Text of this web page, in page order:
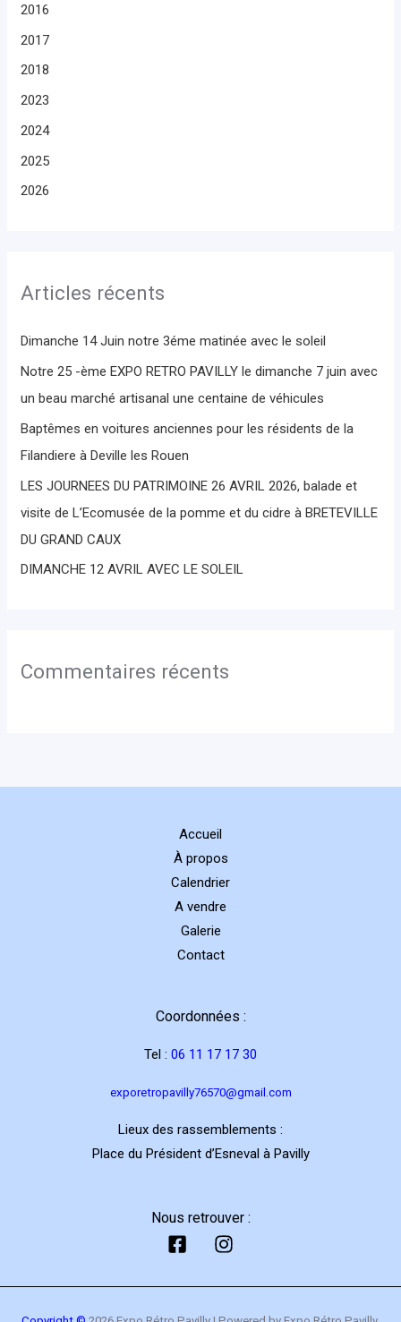
2016
2017
2018
2023
2024
2025
2026
Articles récents
Dimanche 14 Juin notre 3éme matinée avec le soleil
Notre 25 -ème EXPO RETRO PAVILLY le dimanche 7 juin avec
un beau marché artisanal une centaine de véhicules
Baptêmes en voitures anciennes pour les résidents de la
Filandiere à Deville les Rouen
LES JOURNEES DU PATRIMOINE 26 AVRIL 2026, balade et
visite de L’Ecomusée de la pomme et du cidre à BRETEVILLE
DU GRAND CAUX
DIMANCHE 12 AVRIL AVEC LE SOLEIL
Commentaires récents
Accueil
À propos
Calendrier
A vendre
Galerie
Contact
Coordonnées :
Tel : 06 11 17 17 30
exporetropavilly76570@gmail.com
Lieux des rassemblements :
Place du Président d’Esneval à Pavilly
Nous retrouver :